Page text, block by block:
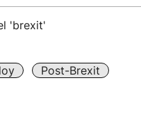
'brexit'
Post-Brexit